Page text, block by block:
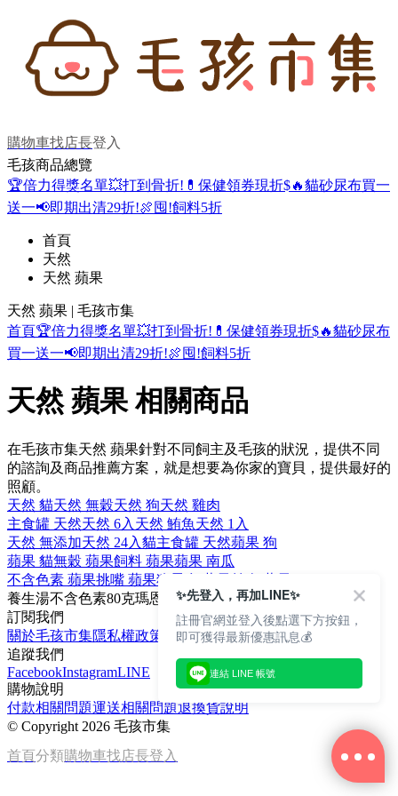
購物車找店長登入
毛孩商品總覽
🏆倍力得獎名單💥打到骨折! 💊保健領券現折$🔥貓砂尿布買一
送一📢即期出清29折!🍖囤!飼料5折
首頁
天然
天然 蘋果
天然 蘋果 | 毛孩市集
首頁🏆倍力得獎名單💥打到骨折! 💊保健領券現折$🔥貓砂尿布
買一送一📢即期出清29折!🍖囤!飼料5折
天然 蘋果 相關商品
在毛孩市集天然 蘋果針對不同飼主及毛孩的狀況，提供不同
的諮詢及商品推薦方案，就是想要為你家的寶貝，提供最好的
照顧。
天然 貓天然 無穀天然 狗天然 雞肉
主食罐 天然天然 6入 天然 鮪魚天然 1入
天然 無添加天然 24入貓主食罐 天然蘋果 狗
蘋果 貓無穀 蘋果飼料 蘋果蘋果 南瓜
不含色素 蘋果挑嘴 蘋果狗零食 蘋果
養生湯不含色素80克瑪恩吉補充水份
訂閱我們
關於毛孩市集隱私權政策
文章
追蹤我們
FacebookInstagramLINE
購物說明
付款相關問題運送相關問題退換貨說明
© Copyright 2026 毛孩市集
首頁分類購物車找店長登入
✨先登入，再加LINE✨
註冊官網並登入後點選下方按鈕，
即可獲得最新優惠訊息💰
連結 LINE 帳號